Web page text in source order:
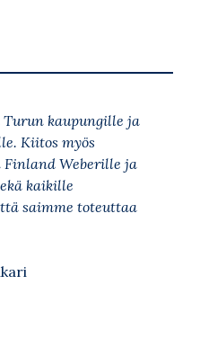
kaupungille ja
Kiitos myös
Weberille ja
kaikille
saimme toteuttaa